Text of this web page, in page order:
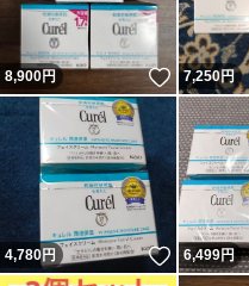
8,900円 いいね！
7,250円
4,780円 いいね！
6,499円